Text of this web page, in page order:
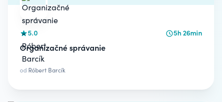
5.0 5h 26min
Organizačné správanie
od Róbert Barcík